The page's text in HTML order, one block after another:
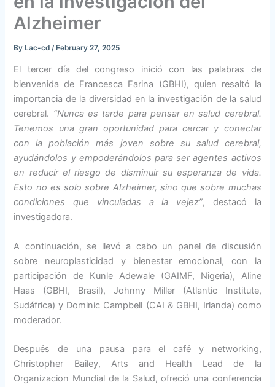
Alzheimer
ByLac-cd /February 27, 2025
El tercer día del congreso inició con las palabras de
bienvenida de Francesca Farina (GBHI), quien resaltó la
importancia de la diversidad en la investigación de la salud
cerebral. “Nunca es tarde para pensar en salud cerebral.
Tenemos una gran oportunidad para cercar y conectar
con la población más joven sobre su salud cerebral,
ayudándolos y empoderándolos para ser agentes activos
en reducir el riesgo de disminuir su esperanza de vida.
Esto no es solo sobre Alzheimer, sino que sobre muchas
condiciones que vinculadas a la vejez”, destacó la
investigadora.
A continuación, se llevó a cabo un panel de discusión
sobre neuroplasticidad y bienestar emocional, con la
participación de Kunle Adewale (GAIMF, Nigeria), Aline
Haas (GBHI, Brasil), Johnny Miller (Atlantic Institute,
Sudáfrica) y Dominic Campbell (CAI & GBHI, Irlanda) como
moderador.
Después de una pausa para el café y networking,
Christopher Bailey, Arts and Health Lead de la
Organizacion Mundial de la Salud, ofreció una conferencia